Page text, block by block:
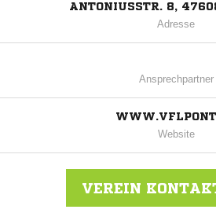
ANTONIUSSTR. 8,
Adresse
Ansprechpartner
Website
VEREIN